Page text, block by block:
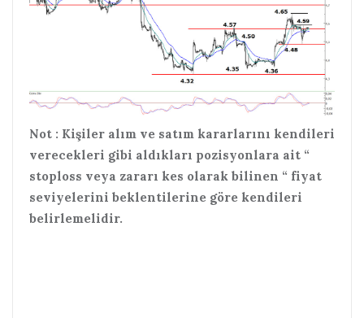
Not : Kişiler alım ve satım kararlarını kendileri
verecekleri gibi aldıkları pozisyonlara ait “
stoploss veya zararı kes olarak bilinen “ fiyat
seviyelerini beklentilerine göre kendileri
belirlemelidir.